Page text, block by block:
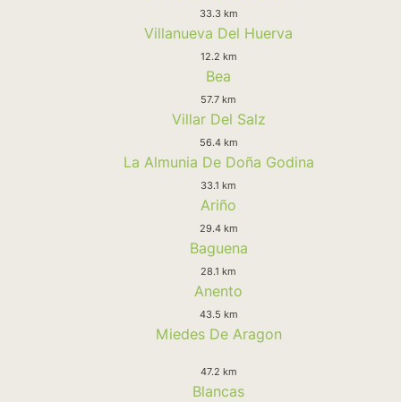
33.3 km
Villanueva Del Huerva
12.2 km
Bea
57.7 km
Villar Del Salz
56.4 km
La Almunia De Doña Godina
33.1 km
Ariño
29.4 km
Baguena
28.1 km
Anento
43.5 km
Miedes De Aragon
47.2 km
Blancas